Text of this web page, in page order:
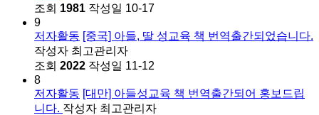
조회 1981 작성일 10-17
9
저자활동 [중국] 아들, 딸 성교육 책 번역출간되었습니다.
작성자 최고관리자
조회 2022 작성일 11-12
8
저자활동 [대만] 아들성교육 책 번역출간되어 홍보드립
니다. 작성자 최고관리자